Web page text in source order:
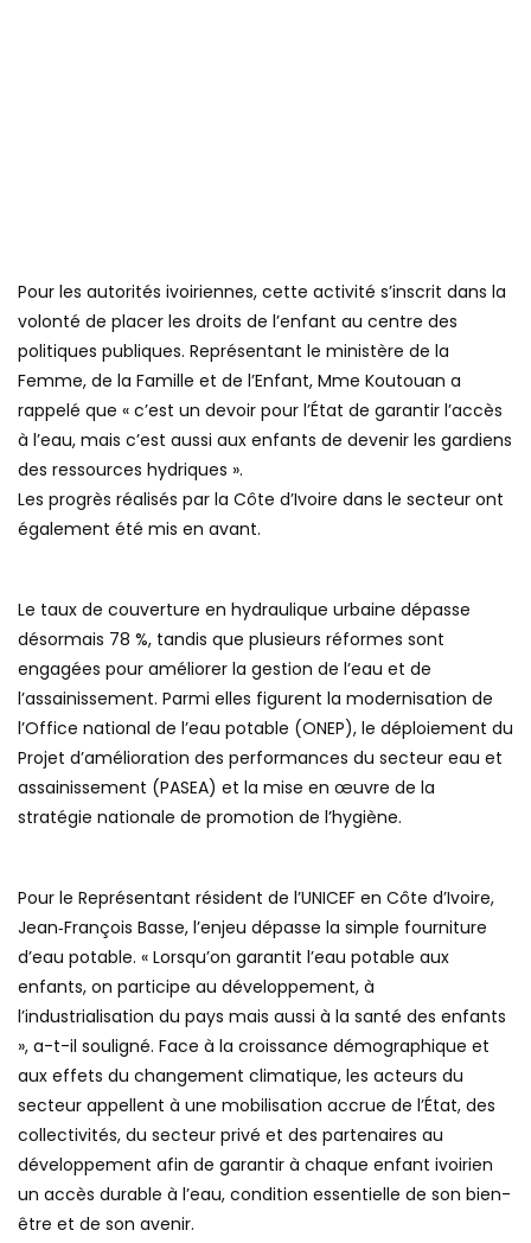
Pour les autorités ivoiriennes, cette activité s’inscrit dans la
volonté de placer les droits de l’enfant au centre des
politiques publiques. Représentant le ministère de la
Femme, de la Famille et de l’Enfant, Mme Koutouan a
rappelé que « c’est un devoir pour l’État de garantir l’accès
à l’eau, mais c’est aussi aux enfants de devenir les gardiens
des ressources hydriques ».
Les progrès réalisés par la Côte d’Ivoire dans le secteur ont
également été mis en avant.
Le taux de couverture en hydraulique urbaine dépasse
désormais 78 %, tandis que plusieurs réformes sont
engagées pour améliorer la gestion de l’eau et de
l’assainissement. Parmi elles figurent la modernisation de
l’Office national de l’eau potable (ONEP), le déploiement du
Projet d’amélioration des performances du secteur eau et
assainissement (PASEA) et la mise en œuvre de la
stratégie nationale de promotion de l’hygiène.
Pour le Représentant résident de l’UNICEF en Côte d’Ivoire,
Jean‑François Basse, l’enjeu dépasse la simple fourniture
d’eau potable. « Lorsqu’on garantit l’eau potable aux
enfants, on participe au développement, à
l’industrialisation du pays mais aussi à la santé des enfants
», a-t-il souligné. Face à la croissance démographique et
aux effets du changement climatique, les acteurs du
secteur appellent à une mobilisation accrue de l’État, des
collectivités, du secteur privé et des partenaires au
développement afin de garantir à chaque enfant ivoirien
un accès durable à l’eau, condition essentielle de son bien-
être et de son avenir.